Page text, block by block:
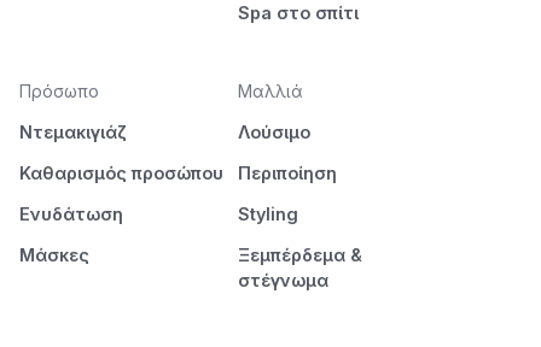
Spa στο σπίτι
Πρόσωπο
Ντεμακιγιάζ
Καθαρισμός προσώπου
Ενυδάτωση
Μάσκες
Μαλλιά
Λούσιμο
Περιποίηση
Styling
Ξεμπέρδεμα &
στέγνωμα